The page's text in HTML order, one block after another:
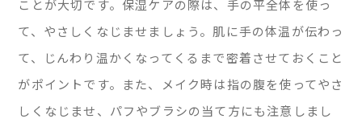
ことが大切です。保湿ケアの際は、手の平全体を使っ
て、やさしくなじませましょう。肌に手の体温が伝わっ
て、じんわり温かくなってくるまで密着させておくこと
がポイントです。また、メイク時は指の腹を使ってやさ
しくなじませ、パフやブラシの当て方にも注意しまし